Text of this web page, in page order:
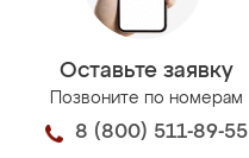
Оставьте заявку
Позвоните по номерам
8 (800) 511-89-55